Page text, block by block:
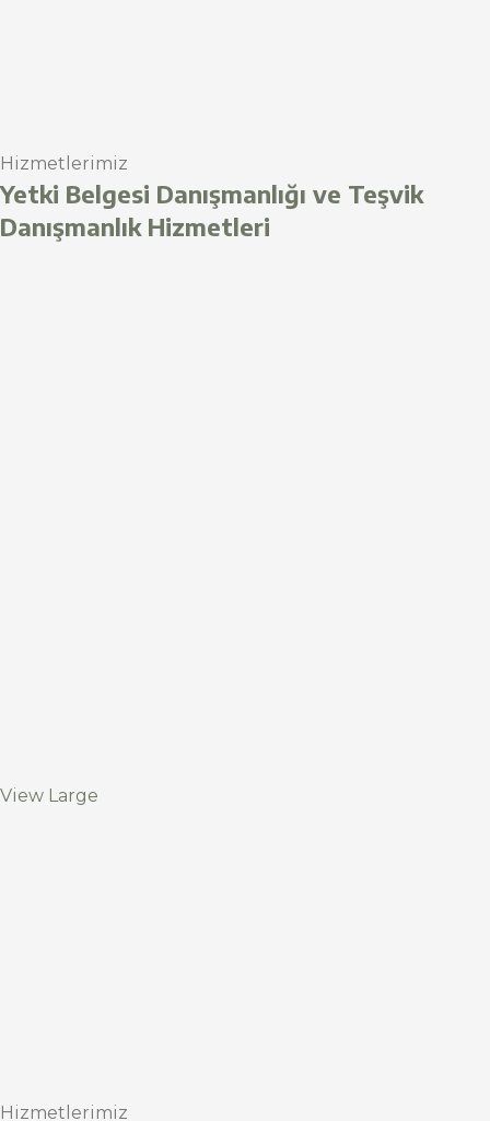
Hizmetlerimiz
Yetki Belgesi Danışmanlığı ve Teşvik
Danışmanlık Hizmetleri
View Large
Hizmetlerimiz